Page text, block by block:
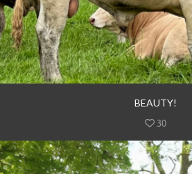
BEAUTY!
30